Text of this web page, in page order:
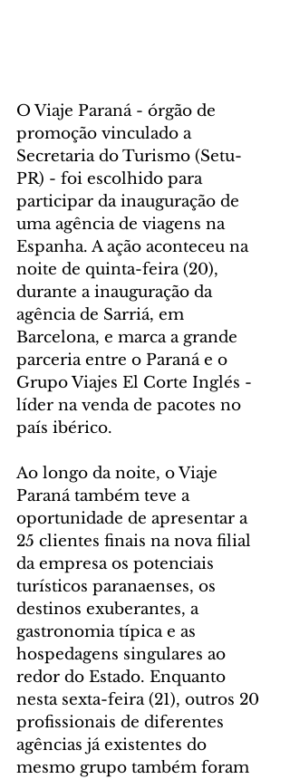
O Viaje Paraná - órgão de
promoção vinculado a
Secretaria do Turismo (Setu-
PR) - foi escolhido para
participar da inauguração de
uma agência de viagens na
Espanha. A ação aconteceu na
noite de quinta-feira (20),
durante a inauguração da
agência de Sarriá, em
Barcelona, e marca a grande
parceria entre o Paraná e o
Grupo Viajes El Corte Inglés -
líder na venda de pacotes no
país ibérico.
Ao longo da noite, o Viaje
Paraná também teve a
oportunidade de apresentar a
25 clientes finais na nova filial
da empresa os potenciais
turísticos paranaenses, os
destinos exuberantes, a
gastronomia típica e as
hospedagens singulares ao
redor do Estado. Enquanto
nesta sexta-feira (21), outros 20
profissionais de diferentes
agências já existentes do
mesmo grupo também foram